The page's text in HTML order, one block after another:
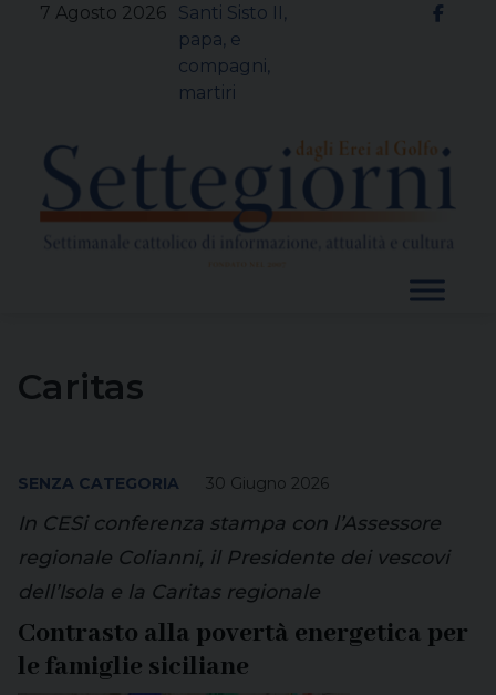
7 Agosto 2026
Santi Sisto II,
papa, e
compagni,
martiri
Caritas
30 Giugno 2026
SENZA CATEGORIA
In CESi conferenza stampa con l’Assessore
regionale Colianni, il Presidente dei vescovi
dell’Isola e la Caritas regionale
Contrasto alla povertà energetica per
le famiglie siciliane